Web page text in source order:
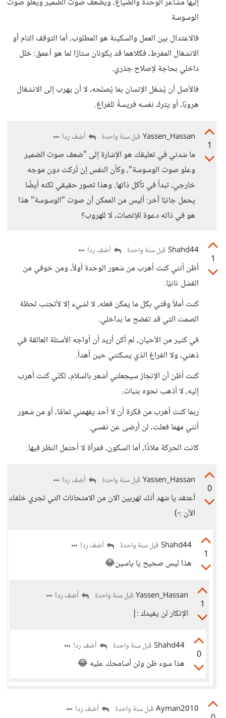
الوسوسة
فالاعتدال بين العمل والسكينة هو المطلوب، أما التوقف التام أو
الانشغال المفرط، فكلاهما قد يكونان ستارًا لما هو أعمق: خلل
داخلي بحاجة لإصلاح جذري.
فالأصل أن يُشغَل الإنسان بما يُصلحه، لا أن يهرب إلى الانشغال
هروبًا، أو يترك نفسه فريسةً للفراغ.
1
Yassen_Hassan قبل سنة واحدة أضف ردا
ما شدني في تعليقك هو الإشارة إلى "ضعف صوت الضمير
وعلو صوت الوسوسة"، وكأن النفس إن تُركت دون موجه
خارجي، تبدأ في تآكل ذاتها. وهذا تصور حقيقي لكنه أيضًا
يحمل جانبًا آخر: أليس من الممكن أن صوت "الوسوسة" هذا
هو في ذاته دعوة للإنصات، لا للهروب؟
1
Shahd44 قبل سنة واحدة أضف ردا
أظن أنني كنت أهرب من شعور الوحدة أولاً، ومن خوفي من
الفشل ثانيًا.
كنت أملأ وقتي بكل ما يمكن فعله، لا لشيء إلا لأتجنب لحظة
الصمت التي قد تفضح ما بداخلي.
في كثير من الأحيان، لم أكن أريد أن أواجه الأسئلة العالقة في
ذهني، ولا الفراغ الذي يسكنني حين أهدأ.
كنت أظن أن الإنجاز سيجعلني أشعر بالسلام، لكنّي كنت أهرب
إليه، لا أذهب نحوه بثبات.
ربما كنت أهرب من فكرة أن لا أحد يفهمني تمامًا، أو من شعور
أنني مهما فعلت، لن أرضى عن نفسي.
كانت الحركة ملاذًا، أما السكون، فمرآة لا أحتمل النظر فيها.
0
Yassen_Hassan قبل سنة واحدة أضف ردا
أعتقد يا شهد أنك تهربين الان من الامتحانات التي تجري خلفك
الآن :-)
1
Shahd44 قبل سنة واحدة أضف ردا
هذا ليس صحيح يا ياسين😂
1
Yassen_Hassan قبل سنة واحدة أضف ردا
الإنكار لن يفيدك :|
0
Shahd44 قبل سنة واحدة أضف ردا
هذا سوء ظن ولن أسامحك عليه 😂
Ayman2010 قبل سنة واحدة أضف ردا